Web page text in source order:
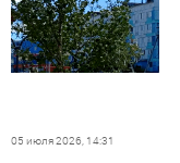
05 июля 2026, 14:31